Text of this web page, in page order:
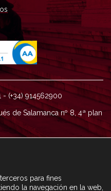
- (+34) 914562900
de Salamanca nº 8, 4ª plan
para fines
la navegación en la web,